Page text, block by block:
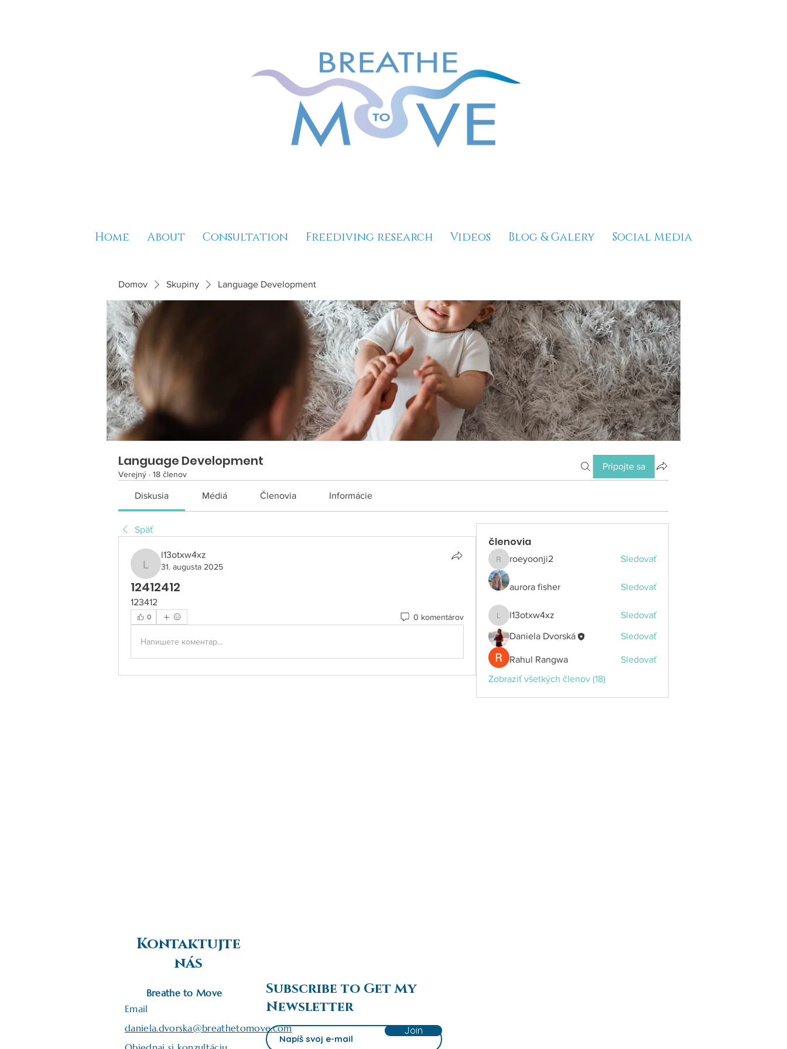
Home About Consultation Freediving research Videos Blog & Galery Social Media
Domov Skupiny Language Development
Language Development
Verejný · 18 členov
Pripojte sa
Diskusia Médiá Členovia Informácie
Späť
l13otxw4xz
l13otxw4xz
31. augusta 2025
12412412
123412
0 0 komentárov
Напишете коментар...
členovia
roeyoonji2
roeyoonji2 Sledovať
aurora fisher Sledovať
l13otxw4xz
l13otxw4xz Sledovať
Daniela Dvorská Sledovať
Rahul Rangwa
Sledovať
Zobraziť všetkých členov (18)
Kontaktujte
nás
Breathe to Move
Email
daniela.dvorska@breathetomove.com
Subscribe to Get My
Newsletter
Join